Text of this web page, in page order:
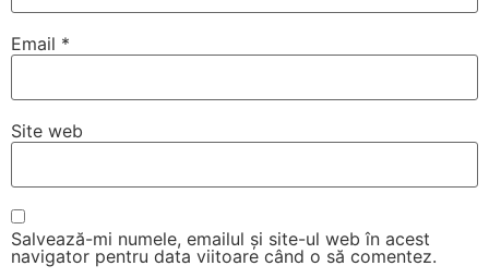
Email *
Site web
Salvează-mi numele, emailul și site-ul web în acest
navigator pentru data viitoare când o să comentez.